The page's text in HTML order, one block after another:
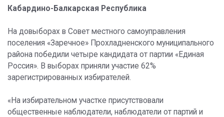
Кабардино-Балкарская Республика
На довыборах в Совет местного самоуправления
поселения «Заречное» Прохладненского муниципального
района победили четыре кандидата от партии «Единая
Россия». В выборах приняли участие 62%
зарегистрированных избирателей.
«На избирательном участке присутствовали
общественные наблюдатели, наблюдатели от партий и